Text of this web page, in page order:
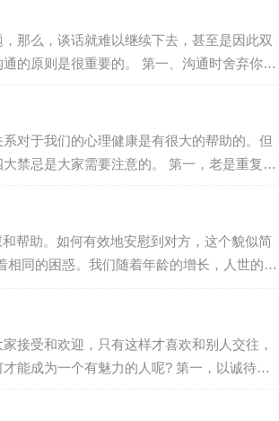
、互相尊重 只有给予对
那么，谈话就难以继续下去，甚至是因此双
。 第一、沟通时舍弃你的
…对于我们的心理健康是有很大的帮助的。但
要注意的。 第一，老是重复别
不妨加一些评价，比如“女主角的造型非常新
帮助。如何有效地安慰到对方，这个貌似简
同的困惑。我们随着年龄的增长，人世的变
、同事婆婆中风、岳父突然死亡、好友的年
也逃避不了的东西。我们能帮什么忙？应该
当别人痛苦无…
接受和欢迎，只有这样才喜欢和别人交往，
个有魅力的人呢? 第一，以诚待
处，自己要抱着自我批评、愿意修改的胸怀
照镜子一样，你的表情和态度，可以由他人